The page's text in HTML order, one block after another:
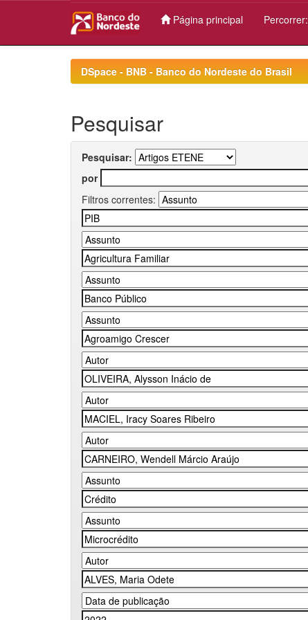
Página principal Percorrer:
DSpace - BNB - Banco do Nordeste do Brasil
Pesquisar
Pesquisar:
por
Filtros correntes: